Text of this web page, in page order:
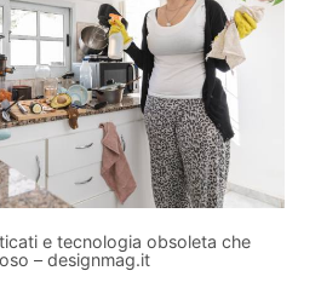
e tecnologia obsoleta che
– designmag.it